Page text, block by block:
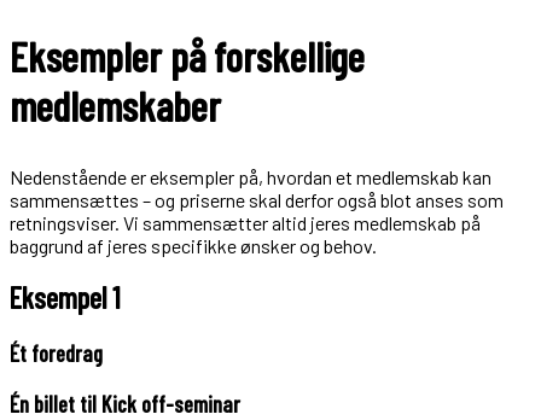
Eksempler på forskellige
medlemskaber
Nedenstående er eksempler på, hvordan et medlemskab kan
sammensættes – og priserne skal derfor også blot anses som
retningsviser. Vi sammensætter altid jeres medlemskab på
baggrund af jeres specifikke ønsker og behov.
Eksempel 1
Ét foredrag
Én billet til Kick off-seminar